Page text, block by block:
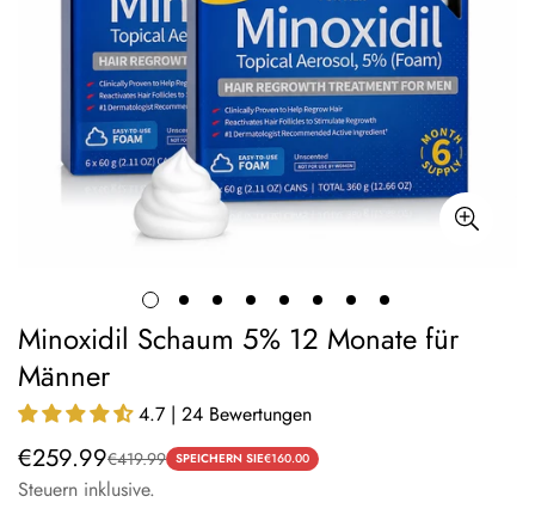
Minoxidil Schaum 5% 12 Monate für
Männer
4.7 | 24 Bewertungen
Verkaufspreis
€259.99
Normaler
Preis
€419.99 SPEICHERN SIE€160.00
Steuern inklusive.